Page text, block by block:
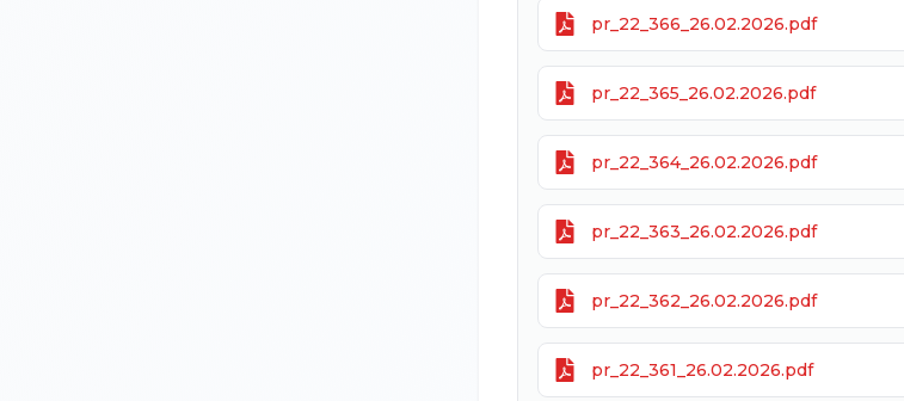
pr_22_366_26.02.2026.pdf
pr_22_365_26.02.2026.pdf
pr_22_364_26.02.2026.pdf
pr_22_363_26.02.2026.pdf
pr_22_362_26.02.2026.pdf
pr_22_361_26.02.2026.pdf